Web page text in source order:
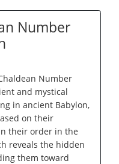
Number
Number
and mystical
in ancient Babylon,
on their
their order in the
reveals the hidden
them toward